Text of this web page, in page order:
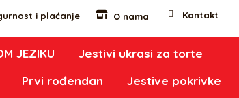
i plaćanje O nama Kontakt
JEZIKU
Jestivi ukrasi za torte
Prvi rođendan
Jestive pokrivke